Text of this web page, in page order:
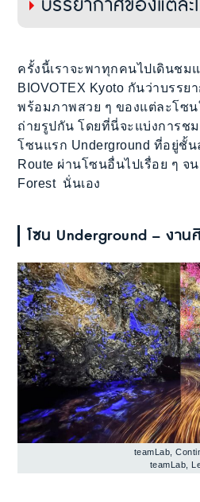
บรรยากาศของแต่ละ
ครั้งนี้เราจะพาทุกคนไปเดินชม
BIOVOTEX Kyoto กันว่าบรรย
พร้อมภาพสวย ๆ ของแต่ละโซน
ถ่ายรูปกัน โดยที่นี่จะแบ่งการช
โซนแรก Underground ที่อยู่ชั้
Route ผ่านโซนอื่นไปเรื่อย ๆ จ
Forest นั่นเอง
โซน Underground – งา
teamLab,
teamLab,